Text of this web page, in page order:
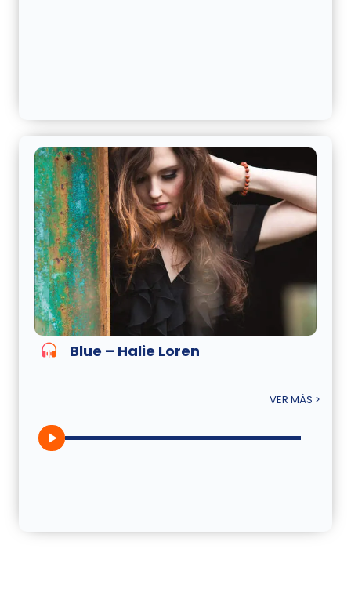
Blue – Halie Loren
VER MÁS >